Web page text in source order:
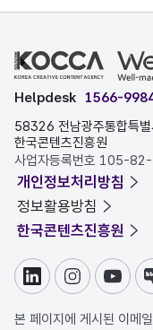
Helpdesk 1566-
58326 전남광주통합특
한국콘텐츠진흥원
사업자등록번호 105-
개인정보처리방침
정보활용방침
한국콘텐츠진흥원
링크드인인스타그램
유튜
본 페이지에 게시된 이메